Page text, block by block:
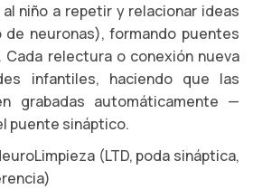
niño a repetir y relacionar ideas
de neuronas), formando puentes
relectura o conexión nueva
infantiles, haciendo que las
grabadas automáticamente —
puente sináptico.
(LTD, poda sináptica,